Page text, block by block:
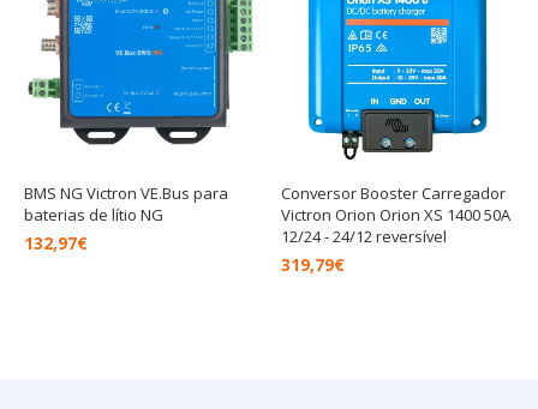
BMS NG Victron VE.Bus para
baterias de lítio NG
132,97€
Conversor Booster Carregador
Victron Orion Orion XS 1400 50A
12/24 - 24/12 reversível
319,79€